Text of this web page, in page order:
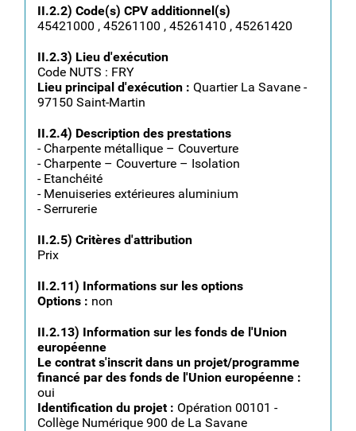
II.2.2) Code(s) CPV additionnel(s)
45421000 , 45261100 , 45261410 , 45261420
II.2.3) Lieu d'exécution
Code NUTS : FRY
Lieu principal d'exécution :Quartier La Savane -
97150 Saint-Martin
II.2.4) Description des prestations
- Charpente métallique – Couverture
- Charpente – Couverture – Isolation
- Etanchéité
- Menuiseries extérieures aluminium
- Serrurerie
II.2.5) Critères d'attribution
Prix
II.2.11) Informations sur les options
Options : non
II.2.13) Information sur les fonds de l'Union
européenne
Le contrat s'inscrit dans un projet/programme
financé par des fonds de l'Union européenne :
oui
Identification du projet : Opération 00101 -
Collège Numérique 900 de La Savane